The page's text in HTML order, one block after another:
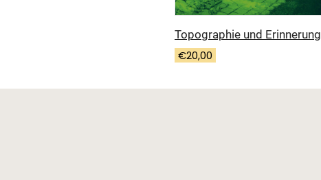
Topographie und Erinnerung
€20,00